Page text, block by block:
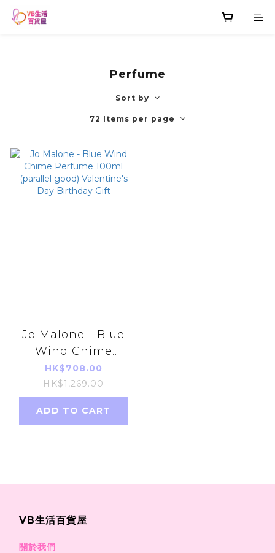
Perfume
Sort by
72 Items per page
Jo Malone - Blue
Wind Chime
Perfume 100ml
(parallel good)
Valentine's Day
Birthday Gift
HK$708.00
HK$1,269.00
ADD TO CART
VB生活百貨屋
關於我們